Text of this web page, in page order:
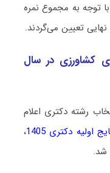
توجه به مجموع نمره
تعیین می‌گردند.
ﻛﺸﺎورزی در سال
رشته دکتری اعلام
اولیه دکتری 1405
،
شد.